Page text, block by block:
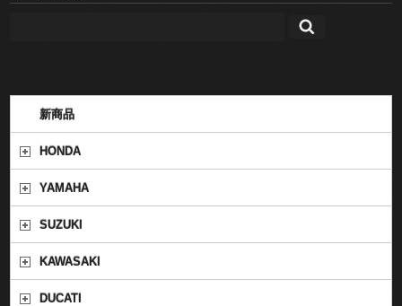
新商品
HONDA
YAMAHA
SUZUKI
KAWASAKI
DUCATI